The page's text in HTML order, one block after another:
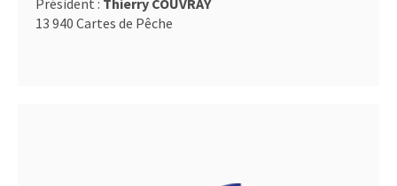
Président : Thierry COUVRAY
13 940 Cartes de Pêche